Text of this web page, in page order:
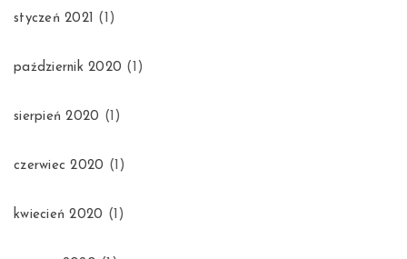
styczeń 2021 (1)
październik 2020 (1)
sierpień 2020 (1)
czerwiec 2020 (1)
kwiecień 2020 (1)